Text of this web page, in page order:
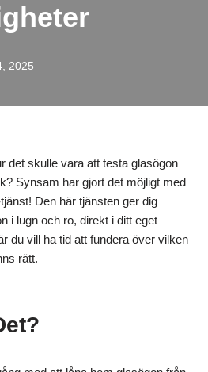
2025
det skulle vara att testa glasögon
Synsam har gjort det möjligt med
Den här tjänsten ger dig
i lugn och ro, direkt i ditt eget
du vill ha tid att fundera över vilken
rätt.